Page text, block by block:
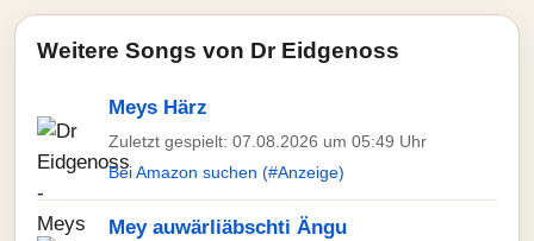
Weitere Songs von Dr Eidgenoss
Meys Härz
Zuletzt gespielt: 07.08.2026 um 05:49 Uhr
Bei Amazon suchen (#Anzeige)
Mey auwärliäbschti Ängu